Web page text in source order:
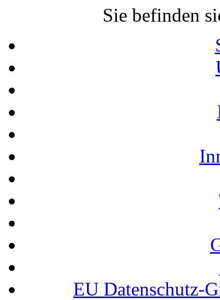
Sie befinden
EU Datenschutz-